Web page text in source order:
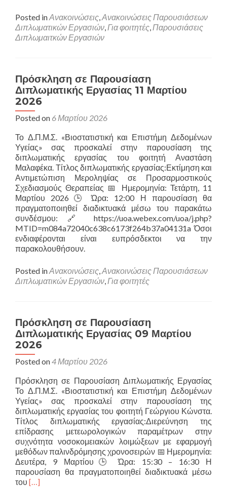
about
Πρόσκληση
σε
Μαΐου
2026
Posted inΑνακοινώσεις,Ανακοινώσεις Παρουσιάσεων
Διπλωματικών Εργασιών,Για φοιτητές,Παρουσιάσεις
Διπλωμαιτκών Εργασιών
Πρόσκληση σε Παρουσίαση
Διπλωματικής Εργασίας 11 Μαρτίου
2026
Posted on 6 Μαρτίου 2026
Το Δ.Π.Μ.Σ. «Βιοστατιστική και Επιστήμη Δεδομένων
Υγείας» σας προσκαλεί στην παρουσίαση της
διπλωματικής εργασίας του φοιτητή Αναστάση
Μαλαφέκα. Τίτλος διπλωματικής εργασίας:Εκτίμηση και
Αντιμετώπιση Μεροληψίας σε Προσαρμοστικούς
Σχεδιασμούς Θεραπείας 📅 Ημερομηνία: Τετάρτη, 11
Μαρτίου 2026🕒 Ώρα: 12:00 Η παρουσίαση θα
πραγματοποιηθεί διαδικτυακά μέσω του παρακάτω
συνδέσμου: 🔗 https://uoa.webex.com/uoa/j.php?
MTID=m084a72040c638c6173f264b37a04131a Όσοι
ενδιαφέρονται είναι ευπρόσδεκτοι να την
παρακολουθήσουν.
Posted inΑνακοινώσεις,Ανακοινώσεις Παρουσιάσεων
Διπλωματικών Εργασιών,Για φοιτητές
Πρόσκληση σε Παρουσίαση
Διπλωματικής Εργασίας 09 Μαρτίου
2026
Posted on4 Μαρτίου 2026
Πρόσκληση σε Παρουσίαση Διπλωματικής Εργασίας
Το Δ.Π.Μ.Σ. «Βιοστατιστική και Επιστήμη Δεδομένων
Υγείας» σας προσκαλεί στην παρουσίαση της
διπλωματικής εργασίας του φοιτητή Γεώργιου Κώνστα.
Τίτλος διπλωματικής εργασίας:Διερεύνηση της
επίδρασης μετεωρολογικών παραμέτρων στην
συχνότητα νοσοκομειακών λοιμώξεων με εφαρμογή
μεθόδων παλινδρόμησης χρονοσειρών 📅 Ημερομηνία:
Δευτέρα, 9 Μαρτίου🕒 Ώρα: 15:30 – 16:30 Η
παρουσίαση θα πραγματοποιηθεί διαδικτυακά μέσω
του Read
[…]